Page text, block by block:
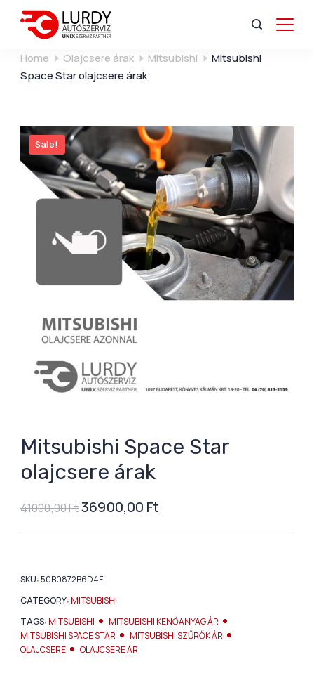
Home Olajcsere árak Mitsubishi
Mitsubishi
Space Star olajcsere árak
Sale!
Mitsubishi Space Star
olajcsere árak
41000,00Ft36900,00 Ft
SKU: 50B0872B6D4F
CATEGORY: MITSUBISHI
TAGS: MITSUBISHI
MITSUBISHI KENŐANYAG ÁR
MITSUBISHI SPACE STAR
MITSUBISHI SZŰRŐK ÁR
OLAJCSERE
OLAJCSERE ÁR